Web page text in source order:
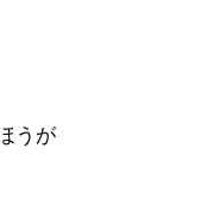
うが